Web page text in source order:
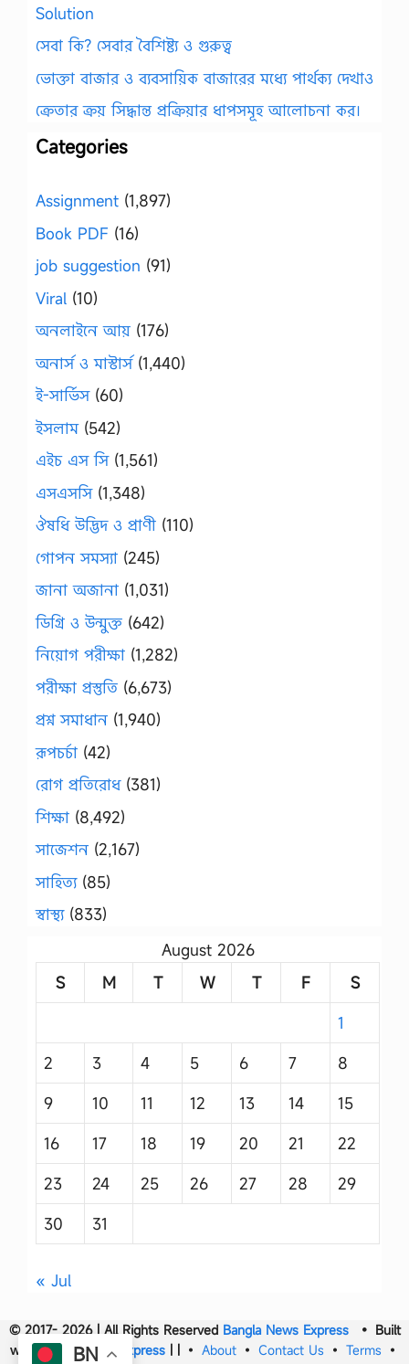
Solution
সেবা কি? সেবার বৈশিষ্ট্য ও গুরুত্ব
ভোক্তা বাজার ও ব্যবসায়িক বাজারের মধ্যে পার্থক্য দেখাও
ক্রেতার ক্রয় সিদ্ধান্ত প্রক্রিয়ার ধাপসমূহ আলোচনা কর।
Categories
Assignment (1,897)
Book PDF (16)
job suggestion (91)
Viral (10)
অনলাইনে আয় (176)
অনার্স ও মাস্টার্স(1,440)
ই-সার্ভিস(60)
ইসলাম(542)
এইচ এস সি(1,561)
এসএসসি(1,348)
ঔষধি উদ্ভিদ ও প্রাণী (110)
গোপন সমস্যা (245)
জানা অজানা (1,031)
ডিগ্রি ও উন্মুক্ত (642)
নিয়োগ পরীক্ষা (1,282)
পরীক্ষা প্রস্তুতি (6,673)
প্রশ্ন সমাধান (1,940)
রূপচর্চা (42)
রোগ প্রতিরোধ(381)
শিক্ষা (8,492)
সাজেশন (2,167)
সাহিত্য(85)
স্বাস্থ্য(833)
August 2026
S
M T W T F
S
1
2
3 4 5 6 7
8
9
10 11 12 13 14
15
16
17 18 19 20 21
22
23
24 25 26 27 28
29
30
31
« Jul
© 2017- 2026 | All Rights Reserved Bangla News Express• Built
withBangla News Express | | • About • Contact Us • Terms •
BN